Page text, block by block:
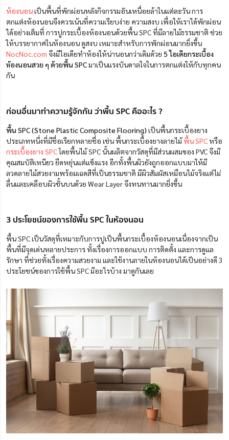
ห้องนอนเป็นพื้นที่พักผ่อนหลังกิจกรรมอันเหนื่อยล้าในแต่ละวัน การ
ตกแต่งห้องนอนจึงควรเน้นที่ความเรียบง่าย ความสงบ เพื่อให้เราได้พักผ่อน
ได้อย่างเต็มที่ การปูกระเบื้องห้องนอนด้วยพื้น SPC ที่มีลายไม้ธรรมชาติ ช่วย
ให้บรรยากาศในห้องนอน ดูสงบ เหมาะสำหรับการพักผ่อนมากยิ่งขึ้น
NocNoc.com จึงมีไอเดียทำห้องให้น่านอนกว่าเดิมด้วย 5 ไอเดียกระเบื้อง
ห้องนอนสวย ๆ ด้วยพื้น SPCมาเป็นแรงบันดาลใจในการตกแต่งให้กับทุกคน
กัน
ก่อนอื่นมาทำความรู้จักกัน ว่าพื้น SPC คืออะไร ?
พื้น SPC (Stone Plastic Composite Flooring) เป็นพื้นกระเบื้องยาง
ประเภทหนึ่งที่มีชื่อเรียกหลายชื่อ เช่น พื้นกระเบื้องยางลายไม้พื้น SPCหรือ
กระเบื้องยาง SPCโดยพื้นไม้ SPC นั้นผลิตจากวัสดุที่มีส่วนผสมของ PVC จึงมี
คุณสมบัติเหนียว ยืดหยุ่นแต่แข็งแรง อีกทั้งพื้นผิวยังถูกออกแบบมาให้มี
ลวดลายไม้สวยงามพร้อมเฉดสีที่เป็นธรรมชาติ มีผิวสัมผัสเหมือนไม้จริงแต่ไม่
ลื่นและเคลือบผิวชั้นบนด้วย Wear Layer จึงทนทานมากยิ่งขึ้น
3 ประโยชน์ของการใช้พื้น SPC ในห้องนอน
พื้น SPC เป็นวัสดุที่เหมาะกับการปูเป็นพื้นกระเบื้องห้องนอนเนื่องจากเป็น
พื้นที่มีจุดเด่นหลายประการ ทั้งเรื่องการออกแบบ การติดตั้ง และการดูแล
รักษา ที่ช่วยทั้งเรื่องความสวยงาม และใช้งานภายในห้องนอนได้เป็นอย่างดี 3
ประโยชน์ของการใช้พื้น SPC มีอะไรบ้าง มาดูกันเลย